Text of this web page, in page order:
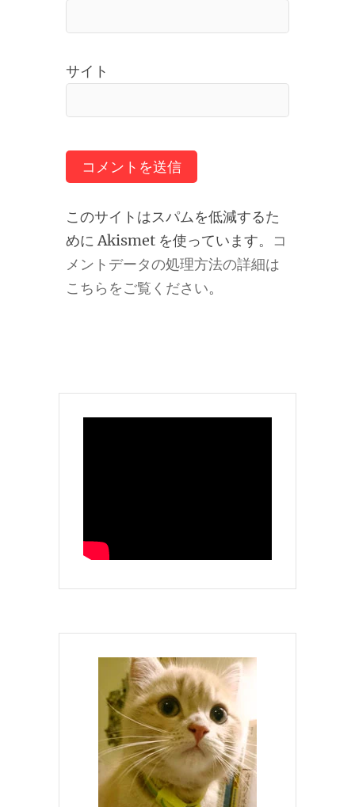
サイト
このサイトはスパムを低減するた
めに Akismet を使っています。 コ
メントデータの処理方法の詳細は
こちらをご覧ください。